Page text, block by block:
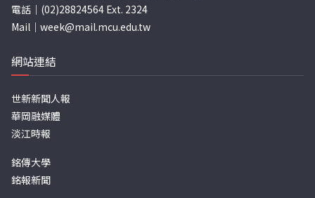
電話｜(02)28824564 Ext. 2324
Mail｜ week@mail.mcu.edu.tw
網站連結
世新新聞人報
華岡融媒體
淡江時報
銘傳大學
銘報新聞